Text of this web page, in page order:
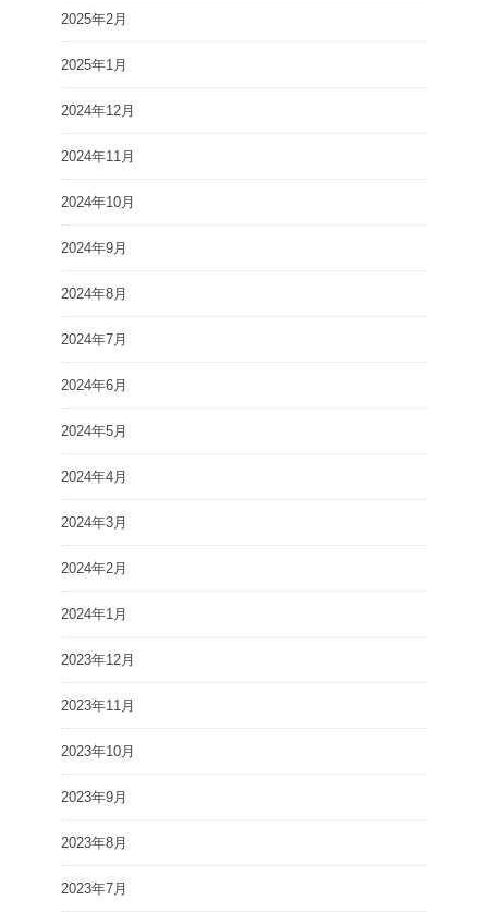
2025年2月
2025年1月
2024年12月
2024年11月
2024年10月
2024年9月
2024年8月
2024年7月
2024年6月
2024年5月
2024年4月
2024年3月
2024年2月
2024年1月
2023年12月
2023年11月
2023年10月
2023年9月
2023年8月
2023年7月